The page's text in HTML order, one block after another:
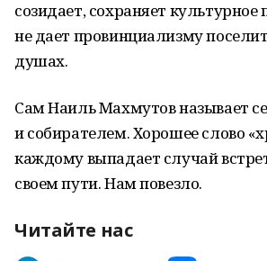
созидает, сохраняет культурное
не дает провинциализму
душах.
Сам Наиль Махмутов называет
и собирателем. Хорошее слово
каждому выпадает случай
своем пути. Нам повезло.
Читайте нас